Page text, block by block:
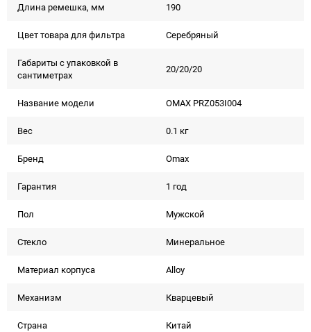
Длина ремешка, мм 190
Цвет товара для фильтра Серебряный
Габариты с упаковкой в
сантиметрах
20/20/20
Название модели OMAX PRZ053I004
Вес 0.1 кг
Бренд Omax
Гарантия 1 год
Пол Мужской
Стекло Минеральное
Материал корпуса Alloy
Механизм Кварцевый
Страна Китай